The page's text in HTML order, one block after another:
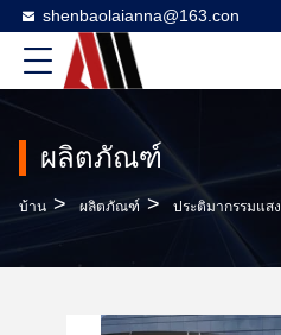
shenbaolaianna@163.con
ผลิตภัณฑ์
บ้าน > ผลิตภัณฑ์ > ประติมากรรมแสง